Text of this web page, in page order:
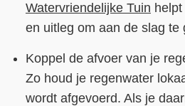
Watervriendelijke Tuin
en uitleg om aan de slag te
Koppel de afvoer van je
Zo houd je regenwater
wordt afgevoerd. Als je